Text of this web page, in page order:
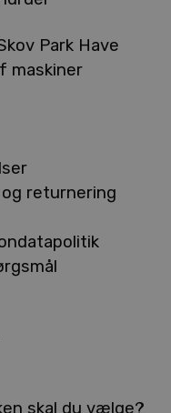
Park Have
maskiner
returnering
skal du vælge?